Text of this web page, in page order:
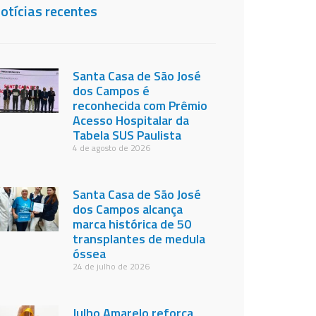
recentes
Santa Casa de São José
dos Campos é
reconhecida com Prêmio
Acesso Hospitalar da
Tabela SUS Paulista
4 de agosto de 2026
Santa Casa de São José
dos Campos alcança
marca histórica de 50
transplantes de medula
óssea
24 de julho de 2026